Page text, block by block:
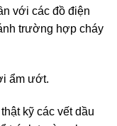
với các đồ điện
trường hợp cháy
ẩm ướt.
kỹ các vết dầu